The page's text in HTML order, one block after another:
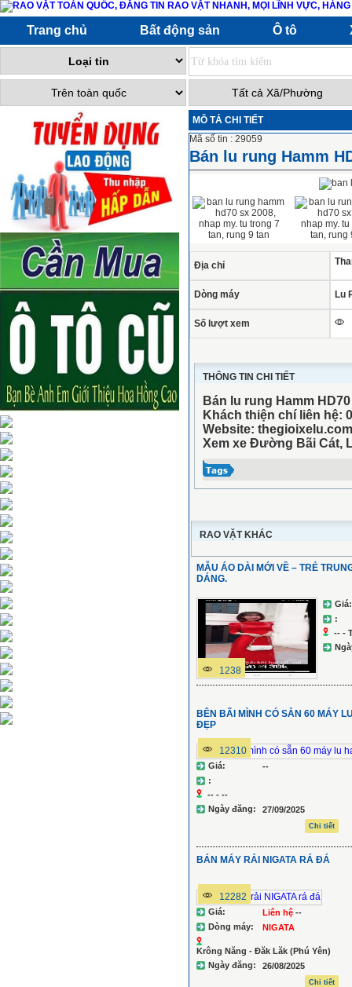
Trang chủ Bất động sản Ô tô
MÔ TẢ CHI TIẾT
Mã số tin : 29059
Bán lu rung Hamm
Địa chỉ
Dòng máy Lu
Số lượt xem
THÔNG TIN CHI TIẾT
Bán lu rung Hamm
Khách thiện chí liên hệ:
Website: thegioixelu.com
Xem xe Đường Bãi Cát,
RAO VẶT KHÁC
MẪU ÁO DÀI MỚI VỀ – TRẺ
DÁNG.
1238
Giá:
:
-- -
BÊN BÃI MÌNH CÓ SẴN 60 MÁY
ĐẸP
12310
Giá:
--
:
-- - --
Ngày đăng:
27/09/2025
Chi tiết
BÁN MÁY RẢI NIGATA RÁ ĐÁ
12282
Giá: Liên hệ --
Dòng máy:
NIGATA
Krông Năng - Đăk Lăk (Phú Yên)
Ngày đăng:
26/08/2025
Chi tiết